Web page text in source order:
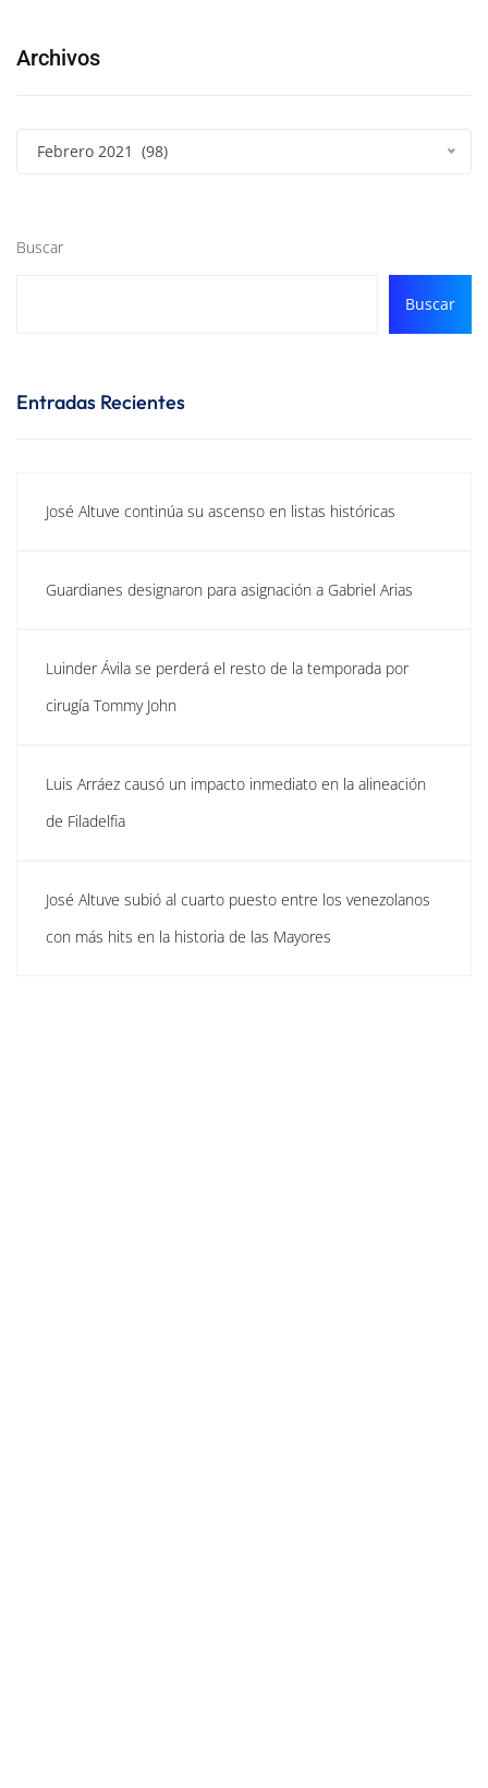
Archivos
Febrero 2021 (98)
Buscar
Buscar
Entradas Recientes
José Altuve continúa su ascenso en listas históricas
Guardianes designaron para asignación a Gabriel Arias
Luinder Ávila se perderá el resto de la temporada por
cirugía Tommy John
Luis Arráez causó un impacto inmediato en la alineación
de Filadelfia
José Altuve subió al cuarto puesto entre los venezolanos
con más hits en la historia de las Mayores